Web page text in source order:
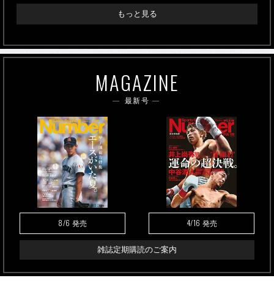
もっと見る
MAGAZINE
最新号
8/6 発売 4/16 発売
雑誌定期購読のご案内